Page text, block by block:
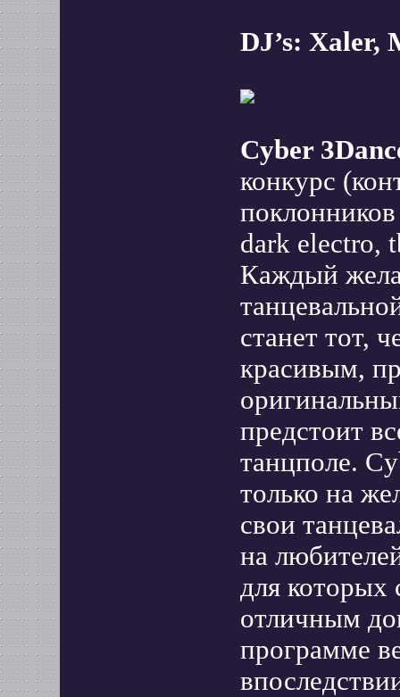
DJ’s: Xaler,
Cyber
конкурс
dark electro,
Каждый
станет тот,
красивым,
предстоит
танцполе.
только на
свои
на
для которых
отличным
программе